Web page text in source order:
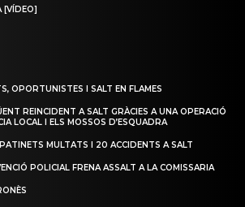
[VÍDEO]
OPORTUNISTES I SALT EN FLAMES
REINCIDENT A SALT GRÀCIES A UNA OPERACIÓ
LOCAL I ELS MOSSOS D’ESQUADRA
MULTATS I 20 ACCIDENTS A SALT
POLICIAL FRENA ASSALT A LA COMISSARIA